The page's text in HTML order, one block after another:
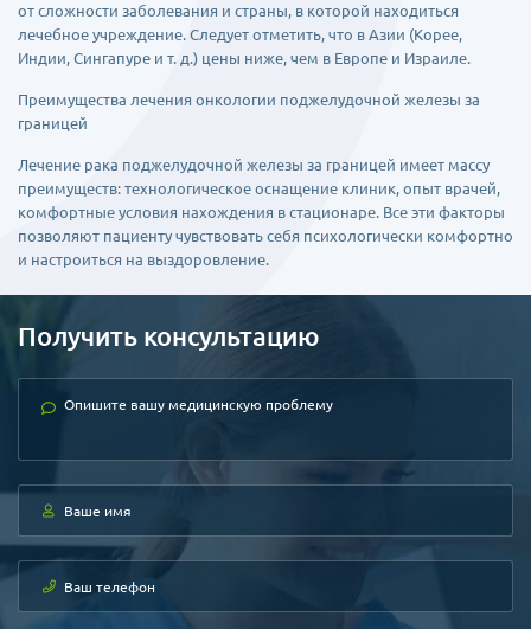
от сложности заболевания и страны, в которой находиться
лечебное учреждение. Следует отметить, что в Азии (Корее,
Индии, Сингапуре и т. д.) цены ниже, чем в Европе и Израиле.
Преимущества лечения онкологии поджелудочной железы за
границей
Лечение рака поджелудочной железы за границей имеет массу
преимуществ: технологическое оснащение клиник, опыт врачей,
комфортные условия нахождения в стационаре. Все эти факторы
позволяют пациенту чувствовать себя психологически комфортно
и настроиться на выздоровление.
Получить консультацию